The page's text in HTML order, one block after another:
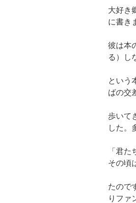
大好き
に書き
彼は本
る）し
という
ばの交
歩いて
した。
「君
その頃
たので
りファ